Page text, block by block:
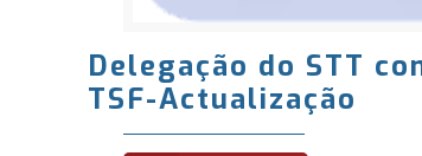
Delegação do STT
TSF-Actualização